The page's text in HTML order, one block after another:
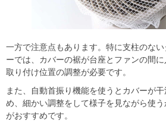
一方で注意点もあります。特に支柱のな
ーでは、カバーの裾が台座とファンの間に
取り付け位置の調整が必要です。
また、自動首振り機能を使うとカバーが
め、細かい調整をして様子を見ながら使
がおすすめです。